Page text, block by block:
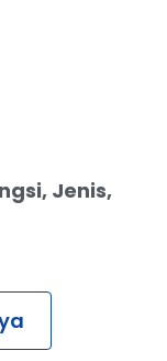
Jenis,